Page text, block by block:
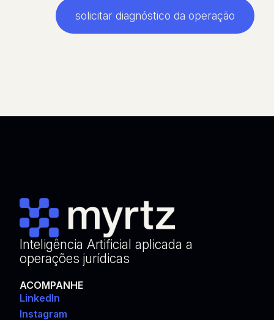
solicitar diagnóstico da operação
Inteligência Artificial aplicada a
operações jurídicas
ACOMPANHE
LinkedIn
Instagram